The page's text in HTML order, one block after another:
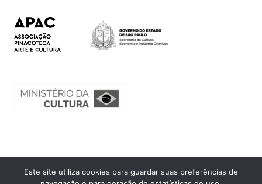
Ouvidoria
Este site utiliza cookies para guardar suas preferências de